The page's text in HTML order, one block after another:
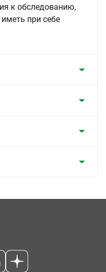
к обследованию,
при себе